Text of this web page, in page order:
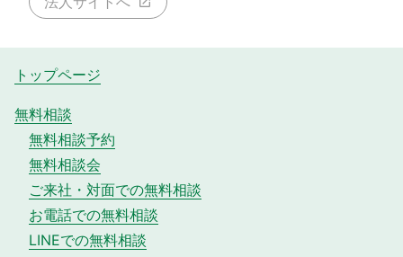
トップページ
無料相談
無料相談予約
無料相談会
ご来社・対面での無料相談
お電話での無料相談
LINEでの無料相談